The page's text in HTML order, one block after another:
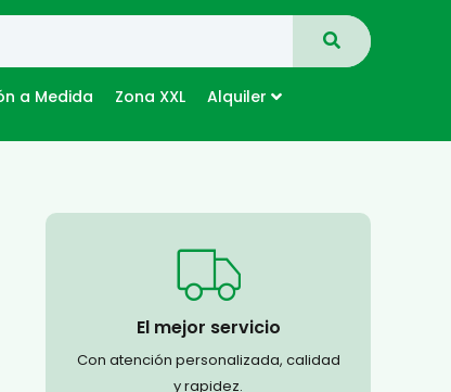
a Medida Zona XXL Alquiler
El mejor servicio
Con atención personalizada, calidad
y rapidez.